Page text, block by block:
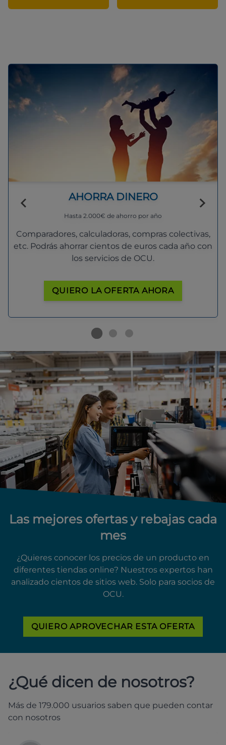
AHORRA DINERO
Hasta 2.000€ de ahorro por año
Comparadores, calculadoras, compras colectivas,
etc. Podrás ahorrar cientos de euros cada año con
los servicios de OCU.
QUIERO LA OFERTA AHORA
Las mejores ofertas y rebajas cada
mes
¿Quieres conocer los precios de un producto en
diferentes tiendas online? Nuestros expertos han
analizado cientos de sitios web. Solo para socios de
OCU.
QUIERO APROVECHAR ESTA OFERTA
¿Qué dicen de nosotros?
Más de 179.000 usuarios saben que pueden contar
con nosotros